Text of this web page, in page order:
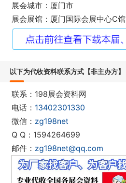
展会城市：厦门市
展会展馆：厦门国际会展中心C馆
以下为代收资料联系方式【非主办方】
联系：198展会资料网
电话： 13402301330
微信： zg198net
Q Q：1594264699
邮件： zg198net@qq.com